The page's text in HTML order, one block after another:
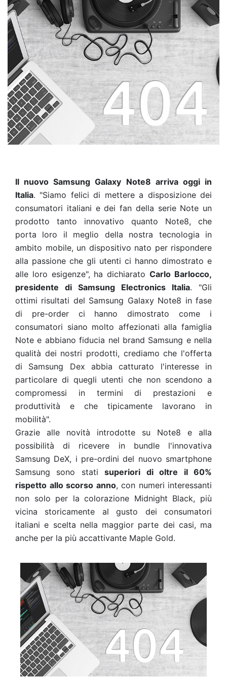
Il nuovo Samsung Galaxy Note8 arriva oggi in
Italia. "Siamo felici di mettere a disposizione dei
consumatori italiani e dei fan della serie Note un
prodotto tanto innovativo quanto Note8, che
porta loro il meglio della nostra tecnologia in
ambito mobile, un dispositivo nato per rispondere
alla passione che gli utenti ci hanno dimostrato e
alle loro esigenze", ha dichiaratoCarlo Barlocco,
presidente di Samsung Electronics Italia. "Gli
ottimi risultati del Samsung Galaxy Note8 in fase
di pre-order ci hanno dimostrato come i
consumatori siano molto affezionati alla famiglia
Note e abbiano fiducia nel brand Samsung e nella
qualità dei nostri prodotti, crediamo che l'offerta
di Samsung Dex abbia catturato l'interesse in
particolare di quegli utenti che non scendono a
compromessi in termini di prestazioni e
produttività e che tipicamente lavorano in
mobilità".
Grazie alle novità introdotte su Note8 e alla
possibilità di ricevere in bundle l'innovativa
Samsung DeX, i pre-ordini del nuovo smartphone
Samsung sono statisuperiori di oltre il 60%
rispetto allo scorso anno, con numeri interessanti
non solo per la colorazione Midnight Black, più
vicina storicamente al gusto dei consumatori
italiani e scelta nella maggior parte dei casi, ma
anche per la più accattivante Maple Gold.